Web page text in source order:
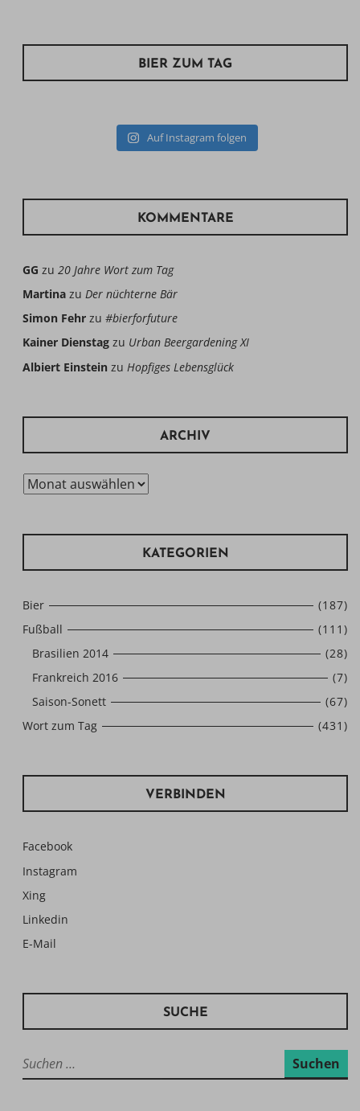
BIER ZUM TAG
Auf Instagram folgen
KOMMENTARE
GG zu 20 Jahre Wort zum Tag
Martina zu Der nüchterne Bär
Simon Fehr zu #bierforfuture
Kainer Dienstag zu Urban Beergardening XI
Albiert Einstein zu Hopfiges Lebensglück
ARCHIV
Archiv
KATEGORIEN
Bier
(187)
Fußball
(111)
Brasilien 2014
(28)
Frankreich 2016
(7)
Saison-Sonett
(67)
Wort zum Tag
(431)
VERBINDEN
Facebook
Instagram
Xing
Linkedin
E-Mail
SUCHE
Suchen
nach: